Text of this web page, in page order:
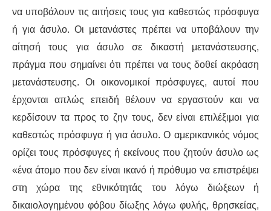
να υποβάλουν τις αιτήσεις τους για καθεστώς πρόσφυγα
ή για άσυλο. Οι μετανάστες πρέπει να υποβάλουν την
αίτησή τους για άσυλο σε δικαστή μετανάστευσης,
πράγμα που σημαίνει ότι πρέπει να τους δοθεί ακρόαση
μετανάστευσης. Οι οικονομικοί πρόσφυγες, αυτοί που
έρχονται απλώς επειδή θέλουν να εργαστούν και να
κερδίσουν τα προς το ζην τους, δεν είναι επιλέξιμοι για
καθεστώς πρόσφυγα ή γιαάσυλο. Ο αμερικανικός νόμος
ορίζει τους πρόσφυγες ή εκείνους που ζητούν άσυλο ως
«ένα άτομο που δεν είναι ικανό ή πρόθυμο να επιστρέψει
στη χώρα της εθνικότητάς του λόγω διώξεων ή
δικαιολογημένου φόβου δίωξης λόγω φυλής, θρησκείας,